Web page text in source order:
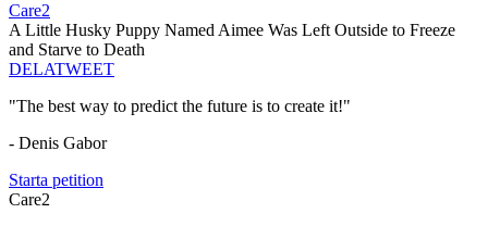
Care2
A Little Husky Puppy Named Aimee Was Left Outside to Freeze
and Starve to Death
DELATWEET
"The best way to predict the future is to create it!"
- Denis Gabor
Starta petition
Care2